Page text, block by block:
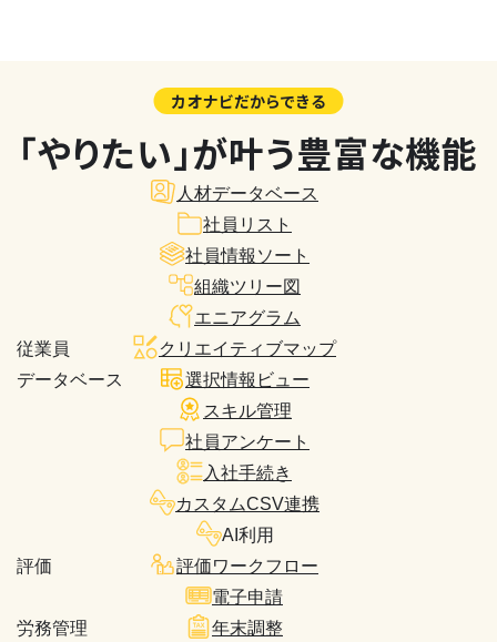
カオナビだからできる
「やりたい」が叶う豊富な機能
従業員
データベース
人材データベース
社員リスト
社員情報ソート
組織ツリー図
エニアグラム
クリエイティブマップ
選択情報ビュー
スキル管理
社員アンケート
入社手続き
カスタムCSV連携
AI利用
評価
評価ワークフロー
労務管理
電子申請
年末調整